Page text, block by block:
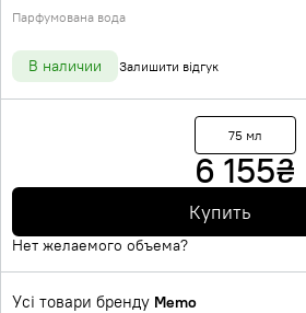
Парфумована вода
В наличии Залишити відгук
75 мл
6 155₴
Купить
Нет желаемого объема?
Усі товари бренду Memo